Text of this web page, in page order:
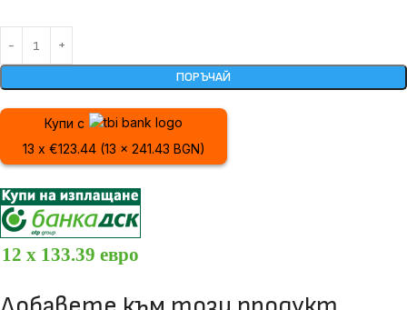
ПОРЪЧАЙ
Купи с
13 x €123.44 (13 x 241.43 BGN)
12 x 133.39 евро